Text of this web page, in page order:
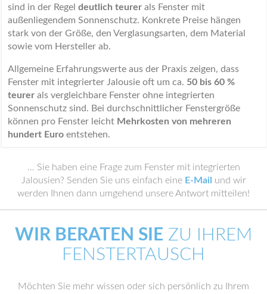
sind in der Regel deutlich teurer als Fenster mit
außenliegendem Sonnenschutz. Konkrete Preise hängen
stark von der Größe, den Verglasungsarten, dem Material
sowie vom Hersteller ab.
Allgemeine Erfahrungswerte aus der Praxis zeigen, dass
Fenster mit integrierter Jalousie oft um ca. 50 bis 60 %
teurer als vergleichbare Fenster ohne integrierten
Sonnenschutz sind. Bei durchschnittlicher Fenstergröße
können pro Fenster leicht Mehrkosten von mehreren
hundert Euro entstehen.
… Sie haben eine Frage zum Fenster mit integrierten
Jalousien? Senden Sie uns einfach eine E-Mail
und wir
werden Ihnen dann umgehend unsere Antwort mitteilen!
WIR BERATEN SIE ZU IHREM
FENSTERTAUSCH
Möchten Sie mehr wissen oder sich persönlich zu Ihrem